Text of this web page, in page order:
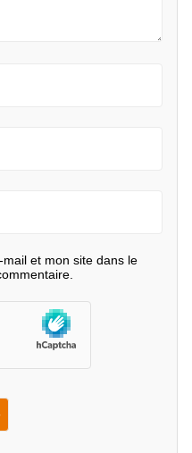
et mon site dans le